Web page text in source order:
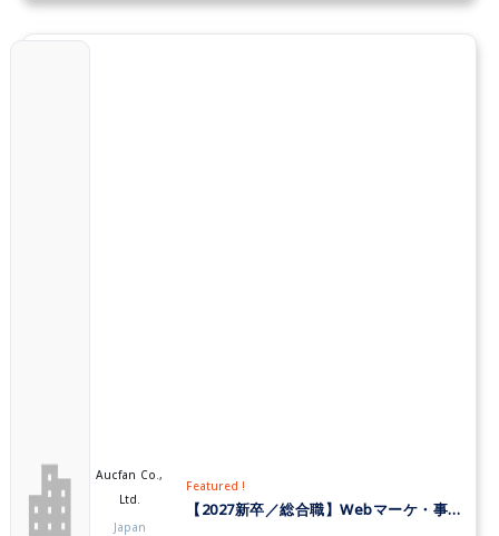
Aucfan Co.,
Ltd.
Japan
Featured !
【2027新卒／総合職】Webマーケ・事業開発・ECプラットフォーム運営《株式会社オークファン》